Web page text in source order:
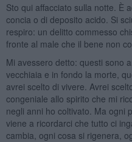
Sto qui affacciato sulla notte. È
concia o di deposito acido. Si
respiro: un delitto commesso
fronte al male che il bene non
Mi avessero detto: questi sono
vecchiaia e in fondo la morte,
avrei scelto di vivere. Avrei
congeniale allo spirito che mi
negli anni ho coltivato. Ma ogni
viene a ricordarci che tutto ci
cambia, ogni cosa si rigenera,